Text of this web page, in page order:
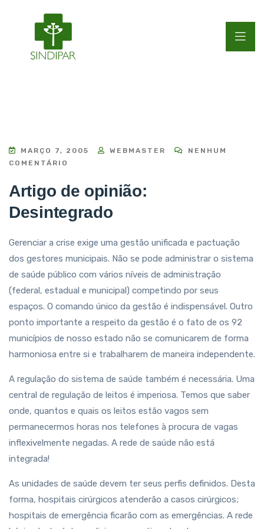
MARÇO 7, 2005 WEBMASTER
NENHUM
COMENTÁRIO
Artigo de opinião:
Desintegrado
Gerenciar a crise exige uma gestão unificada e pactuação
dos gestores municipais. Não se pode administrar o sistema
de saúde público com vários níveis de administração
(federal, estadual e municipal) competindo por seus
espaços. O comando único da gestão é indispensável. Outro
ponto importante a respeito da gestão é o fato de os 92
municípios de nosso estado não se comunicarem de forma
harmoniosa entre si e trabalharem de maneira independente.
A regulação do sistema de saúde também é necessária. Uma
central de regulação de leitos é imperiosa. Temos que saber
onde, quantos e quais os leitos estão vagos sem
permanecermos horas nos telefones à procura de vagas
inflexivelmente negadas. A rede de saúde não está
integrada!
As unidades de saúde devem ter seus perfis definidos. Desta
forma, hospitais cirúrgicos atenderão a casos cirúrgicos;
hospitais de emergência ficarão com as emergências. A rede